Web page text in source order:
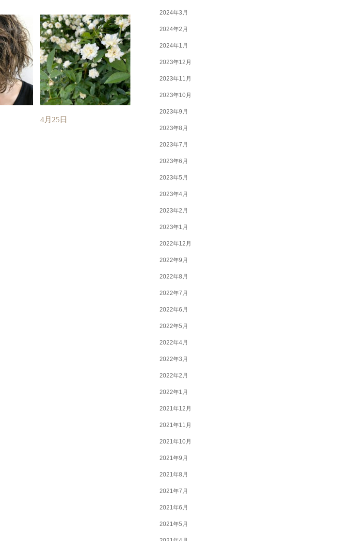
4月25日
2024年3月
2024年2月
2024年1月
2023年12月
2023年11月
2023年10月
2023年9月
2023年8月
2023年7月
2023年6月
2023年5月
2023年4月
2023年2月
2023年1月
2022年12月
2022年9月
2022年8月
2022年7月
2022年6月
2022年5月
2022年4月
2022年3月
2022年2月
2022年1月
2021年12月
2021年11月
2021年10月
2021年9月
2021年8月
2021年7月
2021年6月
2021年5月